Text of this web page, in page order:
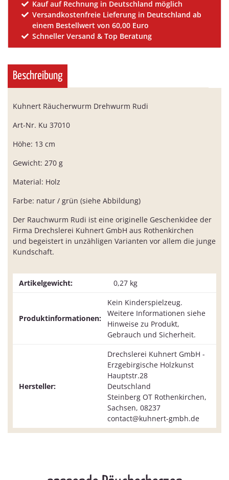
Kauf auf Rechnung in Deutschland möglich
Versandkostenfreie Lieferung in Deutschland ab
einem Bestellwert von 60,00 Euro
Schneller Versand & Top Beratung
Beschreibung
Kuhnert Räucherwurm Drehwurm Rudi
Art-Nr. Ku 37010
Höhe: 13 cm
Gewicht: 270 g
Material: Holz
Farbe: natur / grün (siehe Abbildung)
Der Rauchwurm Rudi ist eine originelle Geschenkidee der
Firma Drechslerei Kuhnert GmbH aus Rothenkirchen
und begeistert in unzähligen Varianten vor allem die junge
Kundschaft.
Artikelgewicht: 0,27 kg
Produktinformationen:
Kein Kinderspielzeug.
Weitere Informationen siehe
Hinweise zu Produkt,
Gebrauch und Sicherheit.
Hersteller:
Drechslerei Kuhnert GmbH -
Erzgebirgische Holzkunst
Hauptstr.28
Deutschland
Steinberg OT Rothenkirchen,
Sachsen, 08237
contact@kuhnert-gmbh.de